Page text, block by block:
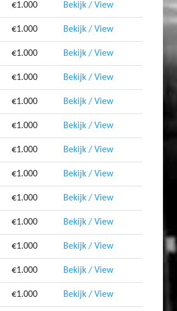
€1.000 Bekijk / View
€1.000 Bekijk / View
€1.000 Bekijk / View
€1.000 Bekijk / View
€1.000 Bekijk / View
€1.000 Bekijk / View
€1.000 Bekijk / View
€1.000 Bekijk / View
€1.000 Bekijk / View
€1.000 Bekijk / View
€1.000 Bekijk / View
€1.000 Bekijk / View
€1.000 Bekijk / View